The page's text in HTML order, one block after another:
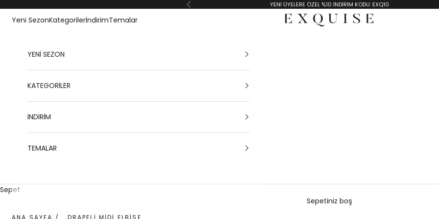
Geri YENİ ÜYELERE ÖZEL %10 İNDİRİM KODU: EXQ10
Exquise TR
Yeni SezonKategorilerİndirimTemalar
YENİ SEZON
KATEGORİLER
İNDİRİM
TEMALAR
Sepet
Sepetiniz boş
ANA SAYFA / DRAPELI MIDI ELBISE